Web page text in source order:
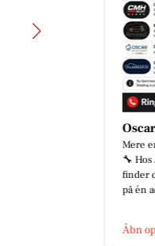
Oscar
Mere end
🔧 Hos
finder du
på én
Åbn